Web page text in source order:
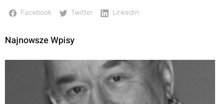
Facebook Twitter LinkedIn
Najnowsze Wpisy